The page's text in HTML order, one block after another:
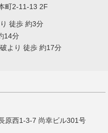
町2-11-13 2F
徒歩 約3分
14分
より 徒歩 約17分
原西1-3-7 尚幸ビル301号